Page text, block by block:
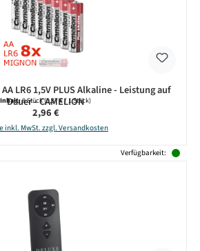
LR6 1,5V PLUS Alkaline - Leistung auf
Dauer - CAMELION
Inhalt:8 Stück(0,37 € / 1 Stück)
Regulärer Preis:
2,96 €
inkl. MwSt. zzgl. Versandkosten
Verfügbarkeit: